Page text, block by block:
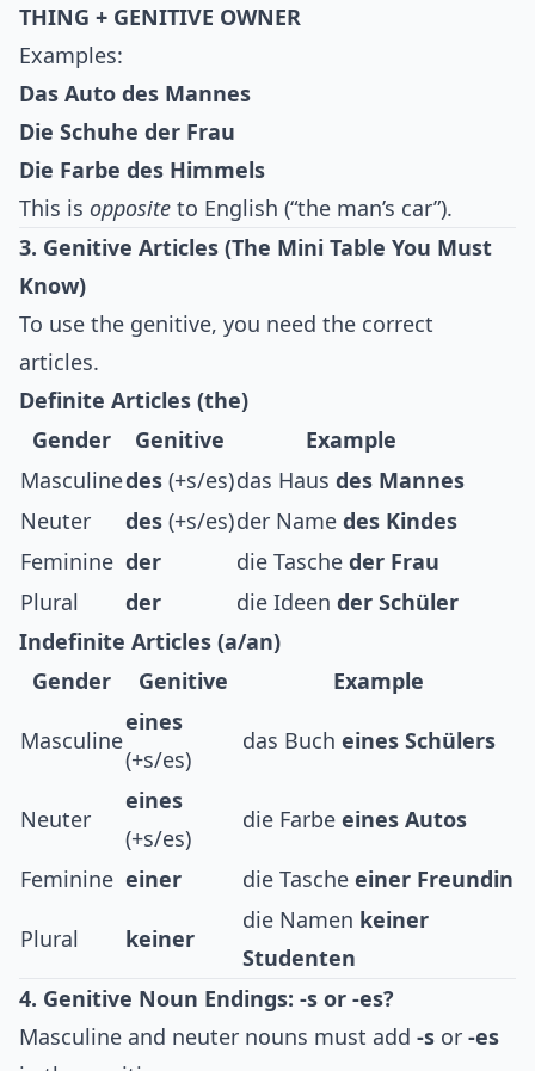
THING + GENITIVE OWNER
Examples:
Das Auto des Mannes
Die Schuhe der Frau
Die Farbe des Himmels
This is opposite to English (“the man’s car”).
3. Genitive Articles (The Mini Table You Must
Know)
To use the genitive, you need the correct
articles.
Definite Articles (the)
Gender
Genitive
Example
Masculinedes (+s/es)das Haus des Mannes
Neuter
des (+s/es)der Name des Kindes
Feminine der die Tasche der Frau
Plural
der die Ideen der Schüler
Indefinite Articles (a/an)
Gender
Genitive Example
Masculine
eines
(+s/es)
das Buch eines Schülers
Neuter
eines
(+s/es)
die Farbe eines Autos
Feminine einer die Tasche einer Freundin
Plural keiner
die Namen keiner
Studenten
4. Genitive Noun Endings: -s or -es?
Masculine and neuter nouns must add -s or -es